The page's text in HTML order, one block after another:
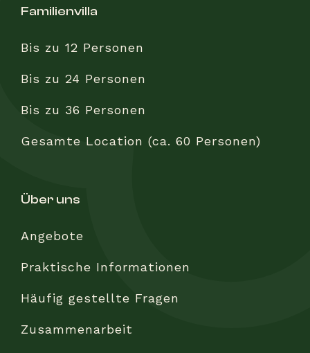
familienvilla
Bis zu 12 Personen
Bis zu 24 Personen
Bis zu 36 Personen
Gesamte Location (ca. 60 Personen)
über uns
Angebote
Praktische Informationen
Häufig gestellte Fragen
Zusammenarbeit